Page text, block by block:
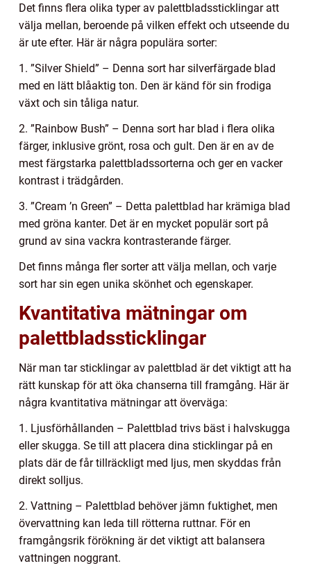
Det finns flera olika typer av palettbladssticklingar att
välja mellan, beroende på vilken effekt och utseende du
är ute efter. Här är några populära sorter:
1. ”Silver Shield” – Denna sort har silverfärgade blad
med en lätt blåaktig ton. Den är känd för sin frodiga
växt och sin tåliga natur.
2. ”Rainbow Bush” – Denna sort har blad i flera olika
färger, inklusive grönt, rosa och gult. Den är en av de
mest färgstarka palettbladssorterna och ger en vacker
kontrast i trädgården.
3. ”Cream ’n Green” – Detta palettblad har krämiga blad
med gröna kanter. Det är en mycket populär sort på
grund av sina vackra kontrasterande färger.
Det finns många fler sorter att välja mellan, och varje
sort har sin egen unika skönhet och egenskaper.
Kvantitativa mätningar om
palettbladssticklingar
När man tar sticklingar av palettblad är det viktigt att ha
rätt kunskap för att öka chanserna till framgång. Här är
några kvantitativa mätningar att överväga:
1. Ljusförhållanden – Palettblad trivs bäst i halvskugga
eller skugga. Se till att placera dina sticklingar på en
plats där de får tillräckligt med ljus, men skyddas från
direkt solljus.
2. Vattning – Palettblad behöver jämn fuktighet, men
övervattning kan leda till rötterna ruttnar. För en
framgångsrik förökning är det viktigt att balansera
vattningen noggrant.